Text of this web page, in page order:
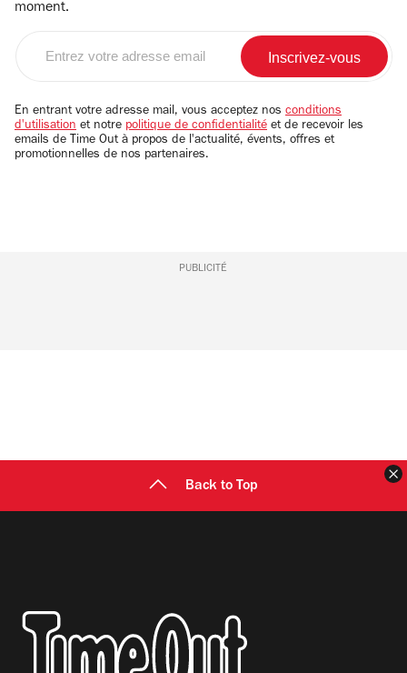
moment.
email
En entrant votre adresse mail, vous acceptez nos conditions
d'utilisation et notre politique de confidentialité et de recevoir les
emails de Time Out à propos de l'actualité, évents, offres et
promotionnelles de nos partenaires.
PUBLICITÉ
Back to Top